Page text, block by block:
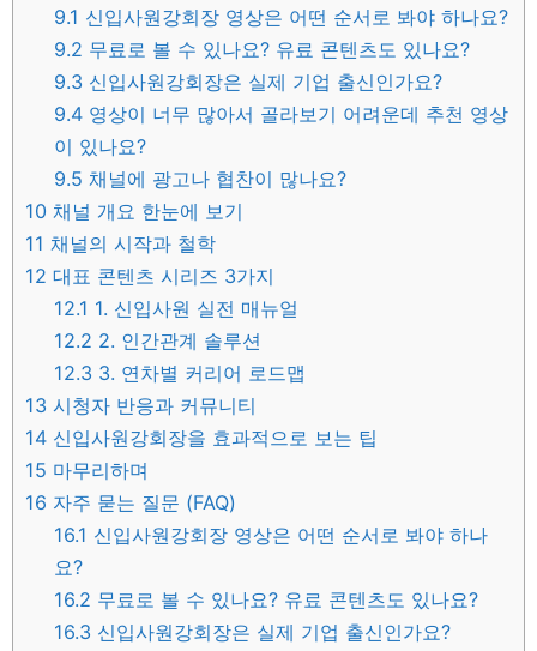
9.1 신입사원강회장 영상은 어떤 순서로 봐야 하나요?
9.2 무료로 볼 수 있나요? 유료 콘텐츠도 있나요?
9.3 신입사원강회장은 실제 기업 출신인가요?
9.4 영상이 너무 많아서 골라보기 어려운데 추천 영상
이 있나요?
9.5 채널에 광고나 협찬이 많나요?
10 채널 개요 한눈에 보기
11 채널의 시작과 철학
12 대표 콘텐츠 시리즈 3가지
12.1 1. 신입사원 실전 매뉴얼
12.2 2. 인간관계 솔루션
12.3 3. 연차별 커리어 로드맵
13 시청자 반응과 커뮤니티
14 신입사원강회장을 효과적으로 보는 팁
15 마무리하며
16 자주 묻는 질문 (FAQ)
16.1 신입사원강회장 영상은 어떤 순서로 봐야 하나
요?
16.2 무료로 볼 수 있나요? 유료 콘텐츠도 있나요?
16.3 신입사원강회장은 실제 기업 출신인가요?